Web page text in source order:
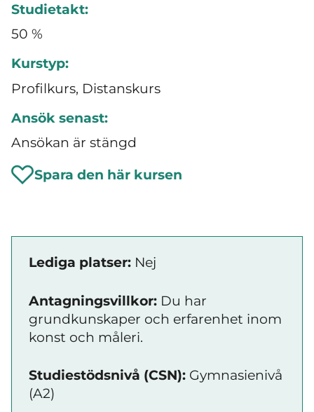
Studietakt:
50 %
Kurstyp:
Profilkurs, Distanskurs
Ansök senast:
Ansökan är stängd
Spara den här kursen
Lediga platser: Nej
Antagningsvillkor: Du har
grundkunskaper och erfarenhet inom
konst och måleri.
Studiestödsnivå (CSN): Gymnasienivå
(A2)